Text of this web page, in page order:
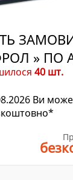
» ПО
40 шт.
Ви
*